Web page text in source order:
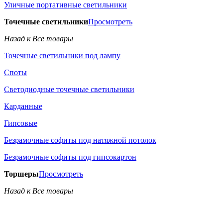
Уличные портативные светильники
Точечные светильникиПросмотреть
Назад к Все товары
Точечные светильники под лампу
Споты
Светодиодные точечные светильники
Карданные
Гипсовые
Безрамочные софиты под натяжной потолок
Безрамочные софиты под гипсокартон
ТоршерыПросмотреть
Назад к Все товары